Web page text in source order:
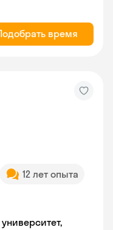
время
12 лет опыта